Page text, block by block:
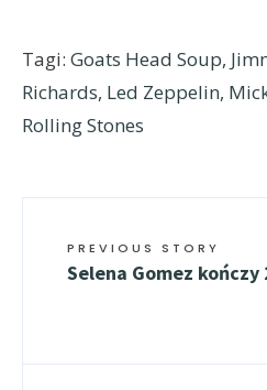
Tagi: Goats Head Soup,
Richards, Led Zeppelin,
Rolling Stones
PREVIOUS STORY
Selena Gomez kończy